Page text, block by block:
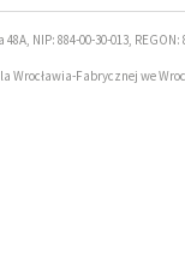
NIP: 884-00-30-013, REGON:
Fabrycznej we